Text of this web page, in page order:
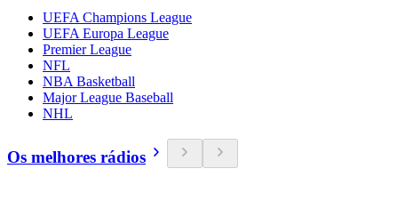
UEFA Champions League
UEFA Europa League
Premier League
NFL
NBA Basketball
Major League Baseball
NHL
Os melhores rádios